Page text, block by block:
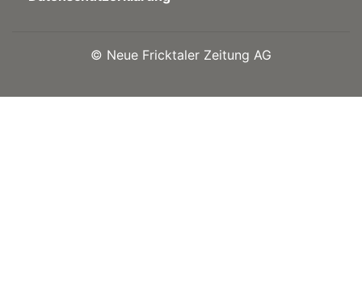
© Neue Fricktaler Zeitung AG